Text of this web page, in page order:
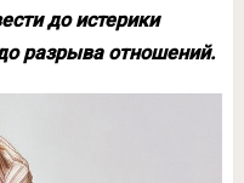
до истерики
разрыва отношений.